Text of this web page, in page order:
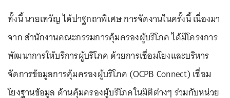
ทั้งนี้ นายเทวัญ ได้ปาฐกถาพิเศษ การจัดงานในครั้งนี้ เนื่องมา
จาก สำนักงานคณะกรรมการคุ้มครองผู้บริโภค ได้มีโครงการ
พัฒนาการให้บริการผู้บริโภค ด้วยการเชื่อมโยงและบริหาร
จัดการข้อมูลการคุ้มครองผู้บริโภค (OCPB Connect) เชื่อม
โยงฐานข้อมูล ด้านคุ้มครองผู้บริโภคในมิติต่างๆ ร่วมกับหน่วย